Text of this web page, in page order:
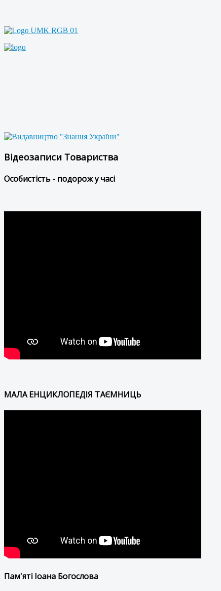
Відеозаписи Товариства
Особистість - подорож у часі
МАЛА ЕНЦИКЛОПЕДІЯ ТАЄМНИЦЬ
Пам'яті Іоана Богослова